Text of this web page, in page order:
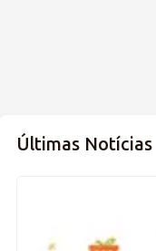
Últimas Notícias